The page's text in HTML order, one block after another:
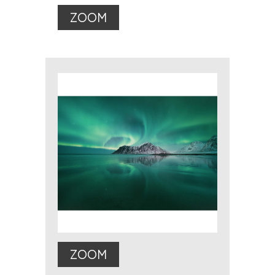
ZOOM
ZOOM